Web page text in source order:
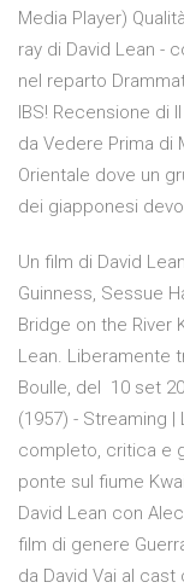
Media Player)
ray di David Lean -
nel reparto
IBS! Recensione di
da Vedere Prima di
Orientale dove un
dei giapponesi
Un film di David
Guinness, Sessue
Bridge on the River
Lean. Liberamente
Boulle, del 10 set
(1957) - Streaming
completo, critica e
ponte sul fiume
David Lean con
film di genere
da David Vai al